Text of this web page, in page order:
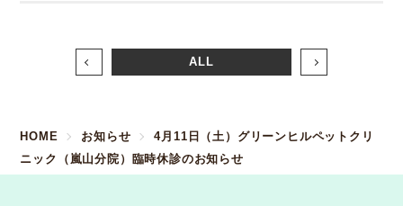
ALL
HOME お知らせ
4月11日（土）グリーンヒルペットクリ
ニック（嵐山分院）臨時休診のお知らせ